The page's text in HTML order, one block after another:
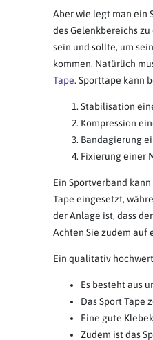
Aber wie legt man ein
des Gelenkbereichs
sein und sollte, um
kommen. Natürlich
Tape. Sporttape kann
Stabilisation
Kompression
Bandagierung
Fixierung einer
Ein Sportverband
Tape eingesetzt,
der Anlage ist, dass
Achten Sie zudem auf
Ein qualitativ
Es besteht aus
Das Sport Tape
Eine gute
Zudem ist das